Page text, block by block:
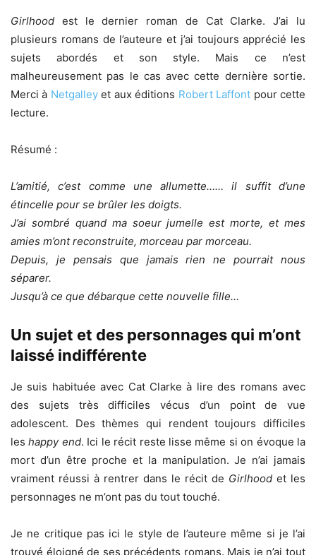
Girlhood est le dernier roman de Cat Clarke. J’ai lu
plusieurs romans de l’auteure et j’ai toujours apprécié les
sujets abordés et son style. Mais ce n’est
malheureusement pas le cas avec cette dernière sortie.
Merci à Netgalleyet aux éditions Robert Laffont pour cette
lecture.
Résumé :
L’amitié, c’est comme une allumette…… il suffit d’une
étincelle pour se brûler les doigts.
J’ai sombré quand ma soeur jumelle est morte, et mes
amies m’ont reconstruite, morceau par morceau.
Depuis, je pensais que jamais rien ne pourrait nous
séparer.
Jusqu’à ce que débarque cette nouvelle fille…
Un sujet et des personnages qui m’ont
laissé indifférente
Je suis habituée avec Cat Clarke à lire des romans avec
des sujets très difficiles vécus d’un point de vue
adolescent. Des thèmes qui rendent toujours difficiles
leshappy end. Ici le récit reste lisse même si on évoque la
mort d’un être proche et la manipulation. Je n’ai jamais
vraiment réussi à rentrer dans le récit de Girlhood et les
personnages ne m’ont pas du tout touché.
Je ne critique pas ici le style de l’auteure même si je l’ai
trouvé éloigné de ses précédents romans. Mais je n’ai tout